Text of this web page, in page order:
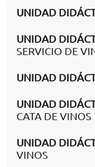
UNIDAD
UNIDAD
SERVICIO DE
UNIDAD
UNIDAD
CATA DE VINOS
UNIDAD
VINOS